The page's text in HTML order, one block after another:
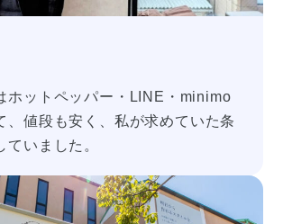
ホットペッパー・LINE・minimo
、値段も安く
、私が求めていた条
ていました。